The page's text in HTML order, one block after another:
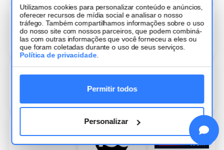
Utilizamos cookies para personalizar conteúdo e anúncios,
oferecer recursos de mídia social e analisar o nosso
tráfego. Também compartilhamos informações sobre o uso
do nosso site com nossos parceiros, que podem combiná-
las com outras informações que você forneceu a eles ou
que foram coletadas durante o uso de seus serviços.
Política de privacidade
Permitir todos
Personalizar